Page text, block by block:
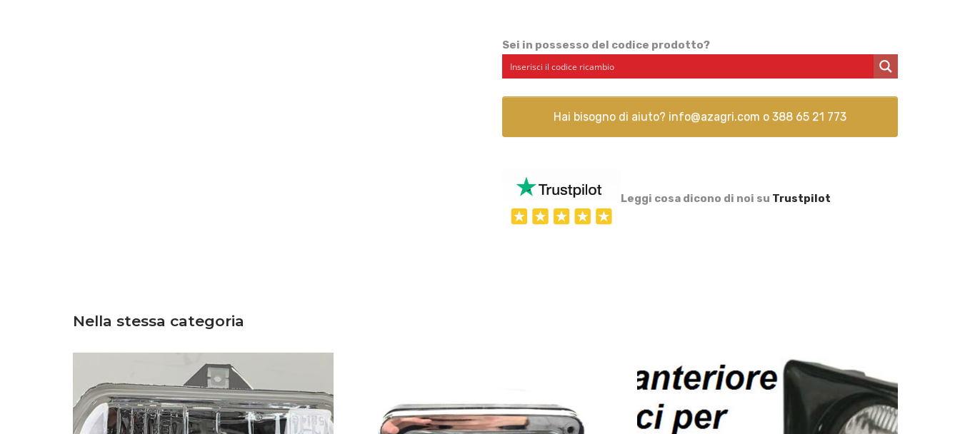
Sei in possesso del codice prodotto?
Hai bisogno di aiuto? info@azagri.com o 388 65 21 773
Leggi cosa dicono di noi su Trustpilot
Nella stessa categoria